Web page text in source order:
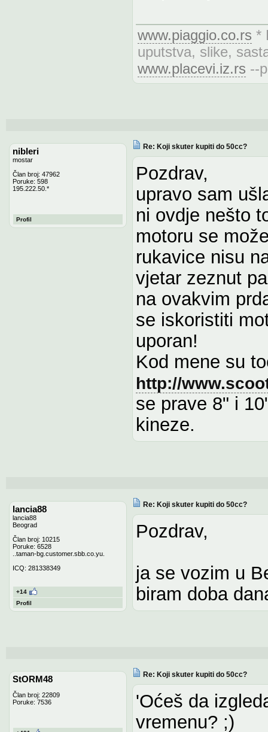
www.piaggio.co.rs *
uputstva, slike,
www.placevi.iz.rs --
nibleri
mostar
Član broj: 47962
Poruke: 598
195.222.50.*
Profil
Re: Koji skuter kupiti do 50cc?
Pozdrav,
upravo sam
ni ovdje nešto
motoru se
rukavice nisu
vjetar zeznut
na ovakvim
se iskoristiti
uporan!
Kod mene su
http://
se prave 8" i
kineze.
lancia88
lancia88
Beograd
Član broj: 10215
Poruke: 6528
..taman-bg.customer.sbb.co.yu.
ICQ: 281338349
+14
Profil
Re: Koji skuter kupiti do 50cc?
Pozdrav,
ja se vozim u
biram doba
StORM48
Član broj: 22809
Poruke: 7536
Re: Koji skuter kupiti do 50cc?
'Oćeš da
vremenu? ;)